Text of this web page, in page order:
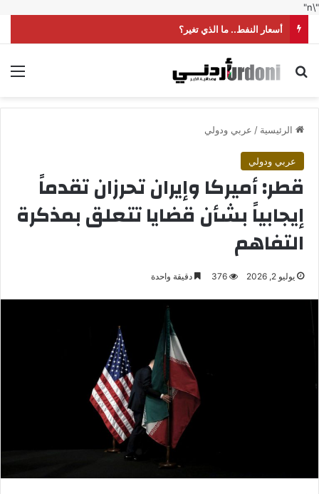
"\n"
أسعار النفط.. ما الذي تغير؟
بحث عن
الرئيسية / عربي ودولي
عربي ودولي
قطر: أميركا وإيران تحرزان تقدماً
إيجابياً بشأن قضايا تتعلق بمذكرة
التفاهم
يوليو 2, 2026 376 دقيقة واحدة